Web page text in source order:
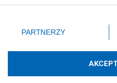
Technologię
zmienić/wycofać klikając
znajdujący się w lewym
rodzaje przetwarzania danych
użytkownika, ale masz prawo
PARTNERZY